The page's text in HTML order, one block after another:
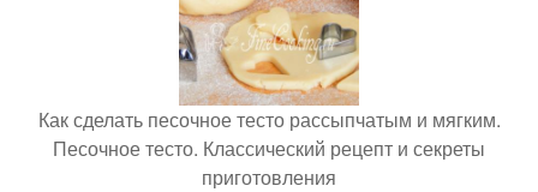
Как сделать песочное тесто рассыпчатым и мягким.
Песочное тесто. Классический рецепт и секреты
приготовления